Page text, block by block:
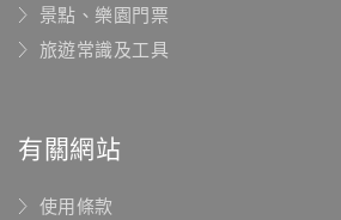
景點、樂園門票
旅遊常識及工具
有關網站
使用條款